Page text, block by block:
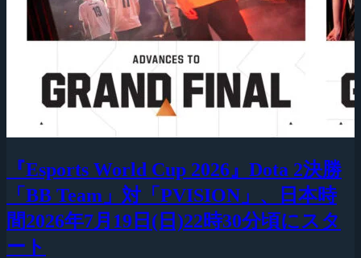
『Esports World Cup 2026』Dota 2決勝
「BB Team」対「PVISION」、日本時
間2026年7月19日(日)22時30分頃にスタ
ート